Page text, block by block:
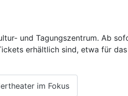
und Tagungszentrum. Ab
erhältlich sind, etwa für
im Fokus